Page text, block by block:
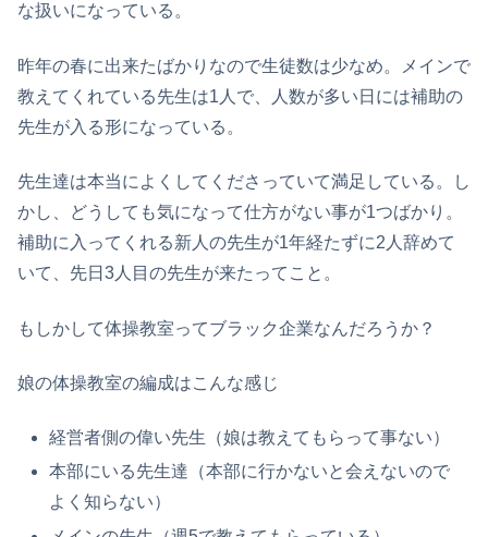
な扱いになっている。
昨年の春に出来たばかりなので生徒数は少なめ。メインで
教えてくれている先生は1人で、人数が多い日には補助の
先生が入る形になっている。
先生達は本当によくしてくださっていて満足している。し
かし、どうしても気になって仕方がない事が1つばかり。
補助に入ってくれる新人の先生が1年経たずに2人辞めて
いて、先日3人目の先生が来たってこと。
もしかして体操教室ってブラック企業なんだろうか？
娘の体操教室の編成はこんな感じ
経営者側の偉い先生（娘は教えてもらって事ない）
本部にいる先生達（本部に行かないと会えないので
よく知らない）